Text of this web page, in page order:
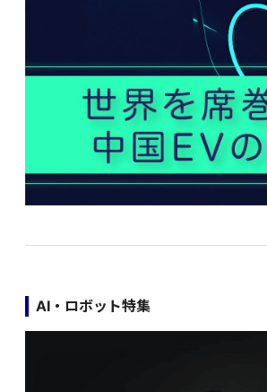
AI・ロボット特集